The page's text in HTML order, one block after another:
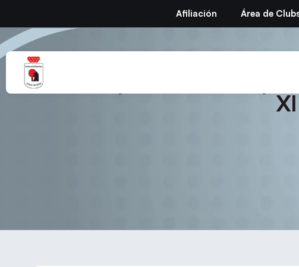
Afiliación Área de
XII Campeonato de